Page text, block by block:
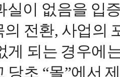
실이 없음을 입
전환, 사업의
게 되는 경우에
당초 “몰”에서